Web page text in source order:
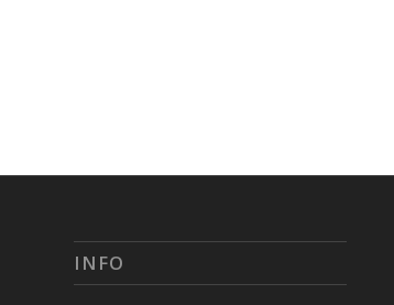
INFO